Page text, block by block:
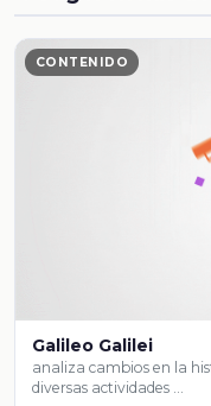
CONTENIDO
Galileo Galilei
analiza cambios en la
diversas actividades …